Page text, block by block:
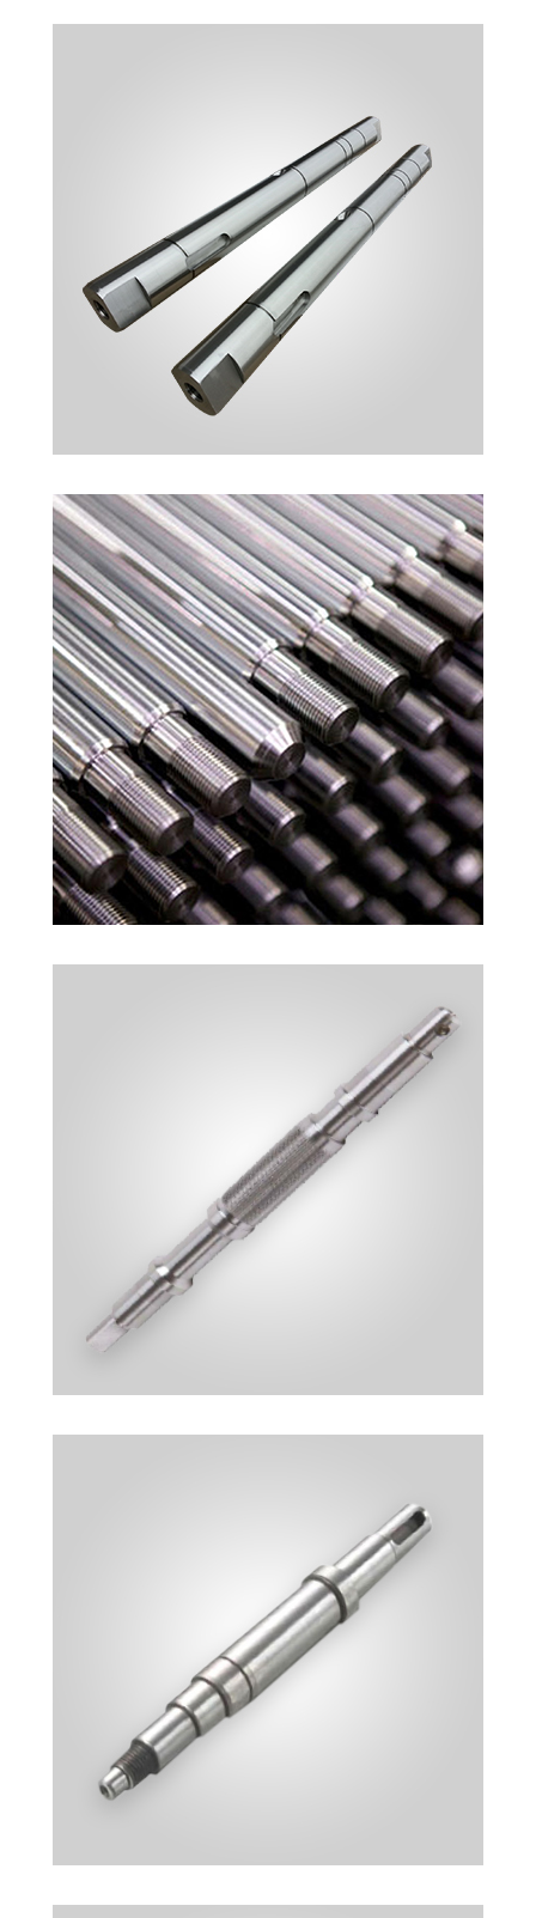
TRAPEZ MIL
TRAPEZ MIL
TRAPEZ MIL
TRAPEZ MIL